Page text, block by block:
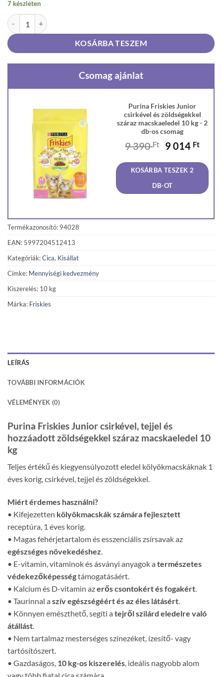
7 készleten
Purina Friskies Junior csirkével és zöldségekkel száraz macskaeledel
KOSÁRBA TESZEM
Csomag ajánlat
Purina Friskies Junior
csirkével és zöldségekkel
száraz macskaeledel 10 kg - 2
db-os csomag
9 390Ft
Original
was:
9
390 Ft.
9 014 Ft
is:
014
KOSÁRBA TESZEK 2
DB-OT
Termékazonosító: 94028
EAN: 5997204512413
Kategóriák:Cica, Kisállat
Címke: Mennyiségi kedvezmény
Kiszerelés: 10 kg
Márka: Friskies
LEÍRÁS
TOVÁBBI INFORMÁCIÓK
VÉLEMÉNYEK (0)
Purina Friskies Junior csirkével, tejjel és
hozzáadott zöldségekkel száraz macskaeledel 10
kg
Teljes értékű és kiegyensúlyozott eledel kölyökmacskáknak 1
éves korig, csirkével, tejjel és zöldségekkel.
Miért érdemes használni?
• Kifejezetten kölyökmacskák számára fejlesztett
receptúra, 1 éves korig.
• Magas fehérjetartalom és esszenciális zsírsavak az
egészséges növekedéshez.
• E-vitamin, vitaminok és ásványi anyagok a természetes
védekezőképességtámogatásáért.
• Kalcium és D-vitamin azerős csontokért és fogakért.
• Taurinnal a szív egészségéért és az éles látásért.
• Könnyen emészthető, segíti a tejről szilárd eledelre való
átállást.
• Nem tartalmaz mesterséges színezéket, ízesítő- vagy
tartósítószert.
• Gazdaságos, 10 kg-os kiszerelés, ideális nagyobb alom